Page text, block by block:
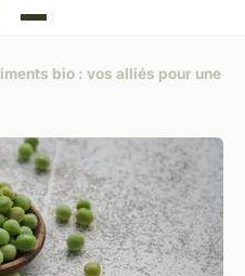
bio : vos alliés pour une